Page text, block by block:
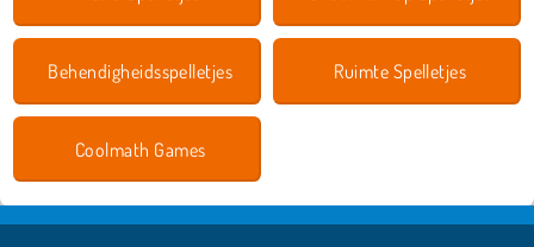
Behendigheidsspelletjes Ruimte Spelletjes
Coolmath Games